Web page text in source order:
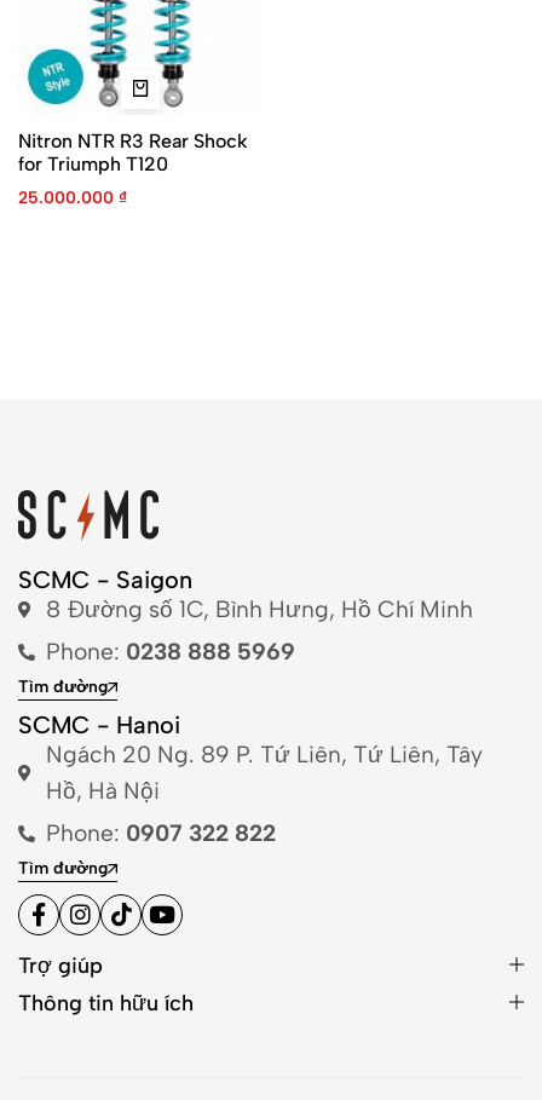
Nitron NTR R3 Rear Shock
for Triumph T120
25.000.000 ₫
SCMC - Saigon
8 Đường số 1C, Bình Hưng, Hồ Chí Minh
Phone: 0238 888 5969
Tìm đường
SCMC - Hanoi
Ngách 20 Ng. 89 P. Tứ Liên, Tứ Liên, Tây
Hồ, Hà Nội
Phone: 0907 322 822
Tìm đường
Trợ giúp
Thông tin hữu ích